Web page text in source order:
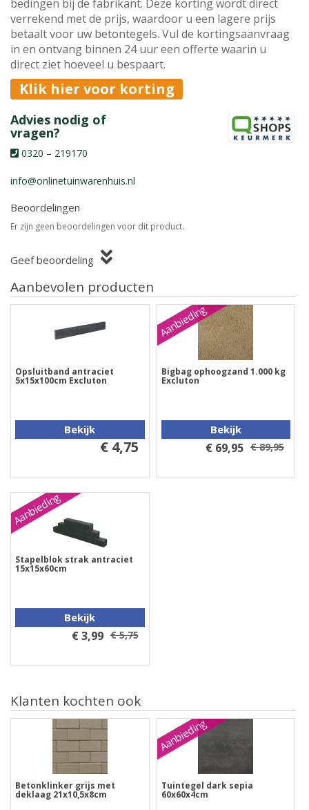
bedingen bij de fabrikant. Deze korting wordt direct
verrekend met de prijs, waardoor u een lagere prijs
betaalt voor uw betontegels. Vul de kortingsaanvraag
in en ontvang binnen 24 uur een offerte waarin u
direct ziet hoeveel u bespaart.
Klik hier voor korting
Advies nodig of
vragen?
0320 – 219170
info@onlinetuinwarenhuis.nl
Beoordelingen
Er zijn geen beoordelingen voor dit product.
Geef beoordeling
Aanbevolen producten
Opsluitband antraciet
5x15x100cm Excluton
Bekijk
€ 4,75
Aanbieding
Bigbag ophoogzand 1.000 kg
Excluton
Bekijk
€ 69,95 € 89,95
Aanbieding
Stapelblok strak antraciet
15x15x60cm
Bekijk
€ 3,99 € 5,75
Klanten kochten ook
Betonklinker grijs met
deklaag 21x10,5x8cm
Aanbieding
Tuintegel dark sepia
60x60x4cm